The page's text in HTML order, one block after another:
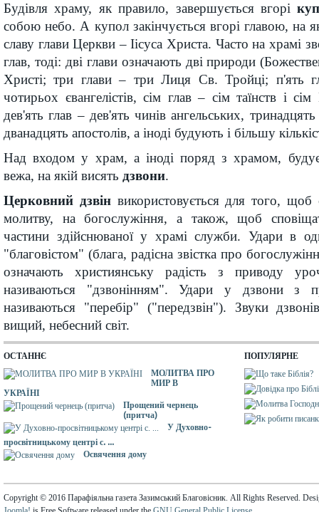
Будівля храму, як правило, завершується вгорі
собою небо. А купол закінчується вгорі главою, на
славу глави Церкви – Іісуса Христа. Часто на храмі
глав, тоді: дві глави означають дві природи
Христі; три глави – три Лиця Св. Тройці; п'ять
чотирьох євангелістів, сім глав – сім таїнств і
дев'ять глав – дев'ять чинів ангельських,
дванадцять апостолів, а іноді будують і більшу
Над входом у храм, а іноді поряд з храмом,
вежа, на якій висять дзвони.
Церковний дзвінвикористовується для того, щоб
молитву, на богослужіння, а також, щоб
частини здійснюваної у храмі служби. Удари в
"благовістом" (блага, радісна звістка про
означають християнську радість з приводу
називаються "дзвонінням". Удари у дзвони з
називаються "перебір" ("передзвін"). Звуки
вищий, небесний світ.
ОСТАННЄ
МОЛИТВА ПРО
МИР В
УКРАЇНІ
Прощений чернець
(притча)
У Духовно-
просвітницькому центрі с. ...
Освячення дому
ПОПУЛЯРНЕ
Copyright © 2016 Парафіяльна газета Зазимський Благовісник. All Rights Reserved.